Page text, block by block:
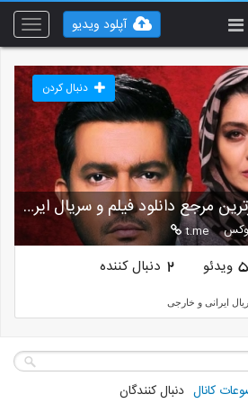
Toggle
آپلود ویدیو
بروزترین مرجع دانلود فیلم و سریال ایرانی
t.me
دنبال کردن
ویدئو 2 دنبال کننده
ایرانی و خارجی
کانال دنبال کنندگان